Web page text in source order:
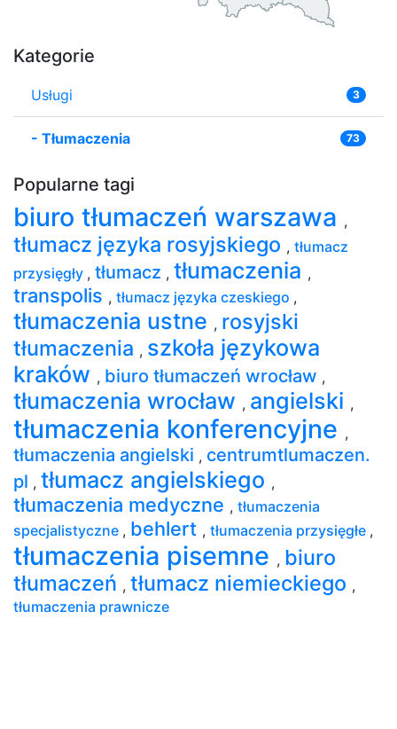
Kategorie
Usługi 3
- Tłumaczenia 73
Popularne tagi
biuro tłumaczeń warszawa ,
tłumacz języka rosyjskiego , tłumacz
przysięgły , tłumacz , tłumaczenia ,
transpolis , tłumacz języka czeskiego ,
tłumaczenia ustne , rosyjski
tłumaczenia , szkoła językowa
kraków , biuro tłumaczeń wrocław ,
tłumaczenia wrocław , angielski ,
tłumaczenia konferencyjne ,
tłumaczenia angielski , centrumtlumaczen.
pl , tłumacz angielskiego ,
tłumaczenia medyczne , tłumaczenia
specjalistyczne , behlert , tłumaczenia przysięgłe ,
tłumaczenia pisemne , biuro
tłumaczeń , tłumacz niemieckiego ,
tłumaczenia prawnicze